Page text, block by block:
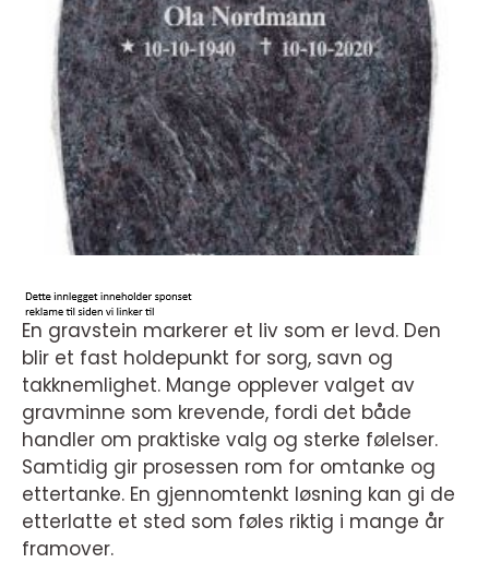
En gravstein markerer et liv som er levd. Den
blir et fast holdepunkt for sorg, savn og
takknemlighet. Mange opplever valget av
gravminne som krevende, fordi det både
handler om praktiske valg og sterke følelser.
Samtidig gir prosessen rom for omtanke og
ettertanke. En gjennomtenkt løsning kan gi de
etterlatte et sted som føles riktig i mange år
framover.